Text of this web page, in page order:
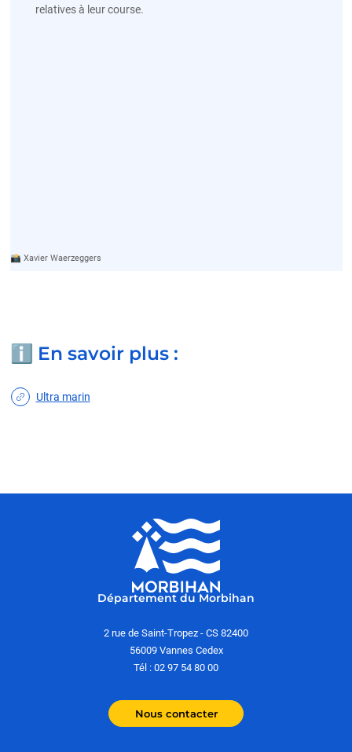
📸 Xavier Waerzeggers
relatives à leur course.
ℹ️ En savoir plus :
Ultra marin
Département du Morbihan
2 rue de Saint-Tropez - CS 82400
56009 Vannes Cedex
Tél : 02 97 54 80 00
Nous contacter